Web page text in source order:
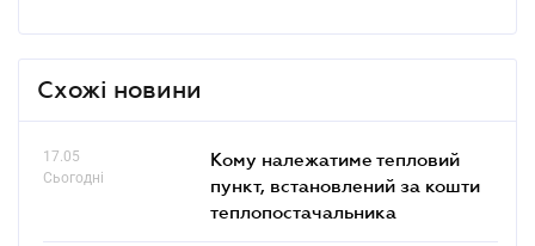
Схожі новини
17.05
Сьогодні
Кому належатиме тепловий
пункт, встановлений за кошти
теплопостачальника